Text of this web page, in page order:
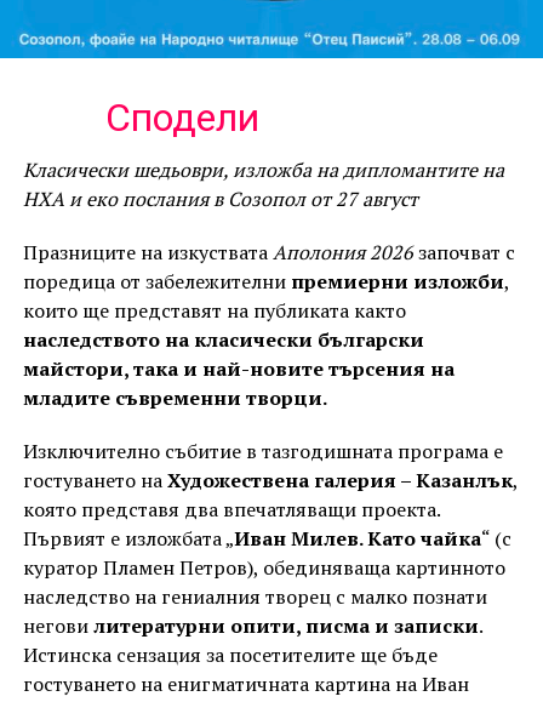
Сподели
Класически шедьоври, изложба на дипломантите на
НХА и еко послания в Созопол от 27 август
Празниците на изкустватаАполония 2026започват с
поредица от забележителни премиерни изложби,
които ще представят на публиката както
наследството на класически български
майстори, така и най-новите търсения на
младите съвременни творци.
Изключително събитие в тазгодишната програма е
гостуването наХудожествена галерия – Казанлък,
която представя два впечатляващи проекта.
Първият е изложбата „Иван Милев. Като чайка“ (с
куратор Пламен Петров), обединяваща картинното
наследство на гениалния творец с малко познати
неговилитературни опити, писма и записки.
Истинска сензация за посетителите ще бъде
гостуването на енигматичната картина на Иван